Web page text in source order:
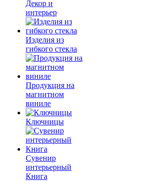
Декор и
интерьер
Изделия из
гибкого стекла
Продукция на
магнитном
виниле
Ключницы
Сувенир
интерьерный
Книга